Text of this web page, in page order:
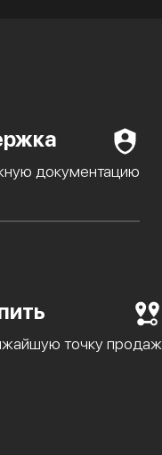
документацию
точку продаж